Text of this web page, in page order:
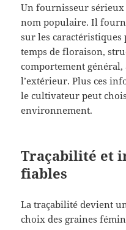
Un fournisseur sérieux
nom populaire. Il
sur les
temps de floraison,
comportement
l’extérieur. Plus ces
le cultivateur peut
environnement.
Traçabilité et
fiables
La traçabilité devient
choix des graines